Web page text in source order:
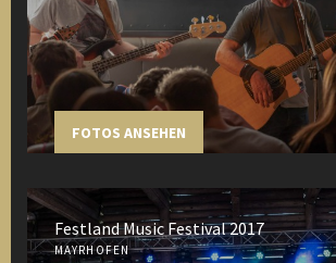
FOTOS ANSEHEN
Festland Music Festival 2017
MAYRHOFEN